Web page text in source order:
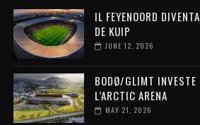
IL FEYENOORD
DE KUIP
JUNE 12, 2026
BODØ/GLIMT INVESTE
L’ARCTIC ARENA
MAY 21, 2026